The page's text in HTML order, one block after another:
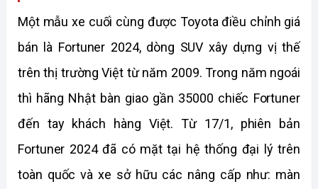
Một mẫu xe cuối cùng được Toyota điều chỉnh giá
bán là Fortuner 2024, dòng SUV xây dựng vị thế
trên thị trường Việt từ năm 2009. Trong năm ngoái
thì hãng Nhật bàn giao gần 35000 chiếc Fortuner
đến tay khách hàng Việt. Từ 17/1, phiên bản
Fortuner 2024 đã có mặt tại hệ thống đại lý trên
toàn quốc và xe sở hữu các nâng cấp như: màn